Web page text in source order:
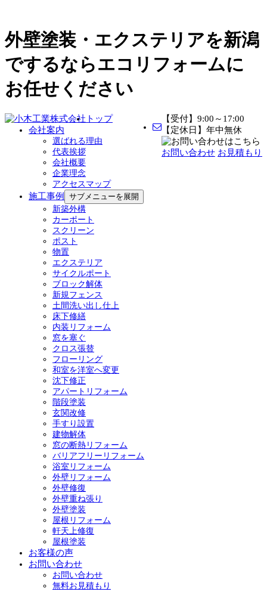
外壁塗装・エクステリアを新潟
でするならエコリフォームに
お任せください
【受付】9:00～17:00
【定休日】年中無休
お問い合わせ お見積もり
トップ
会社案内
選ばれる理由
代表挨拶
会社概要
企業理念
アクセスマップ
施工事例
サブメニューを展開
新築外構
カーポート
スクリーン
ポスト
物置
エクステリア
サイクルポート
ブロック解体
新規フェンス
土間洗い出し仕上
床下修繕
内装リフォーム
窓を塞ぐ
クロス張替
フローリング
和室を洋室へ変更
沈下修正
アパートリフォーム
階段塗装
玄関改修
手すり設置
建物解体
窓の断熱リフォーム
バリアフリーリフォーム
浴室リフォーム
外壁リフォーム
外壁修復
外壁重ね張り
外壁塗装
屋根リフォーム
軒天上修復
屋根塗装
お客様の声
お問い合わせ
お問い合わせ
無料お見積もり